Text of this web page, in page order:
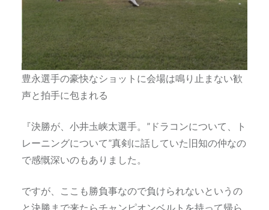
豊永選手の豪快なショットに会場は鳴り止まない歓
声と拍手に包まれる
『決勝が、小井圡峡太選手。”ドラコンについて、ト
レーニングについて”真剣に話していた旧知の仲なの
で感慨深いのもありました。
ですが、ここも勝負事なので負けられないというの
と決勝まで来たらチャンピオンベルトを持って帰ら